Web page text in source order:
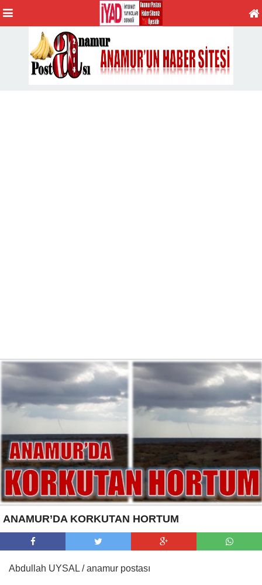
ANAMUR’DA KORKUTAN HORTUM
Abdullah UYSAL / anamur postası